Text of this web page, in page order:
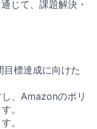
じて、課題解決・
標達成に向けた
、Amazonのポリ
。
。